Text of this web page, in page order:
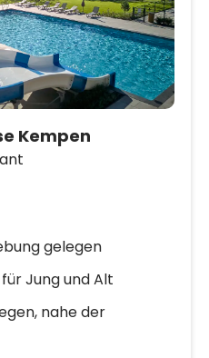
Kempen
gelegen
Jung und Alt
nahe der